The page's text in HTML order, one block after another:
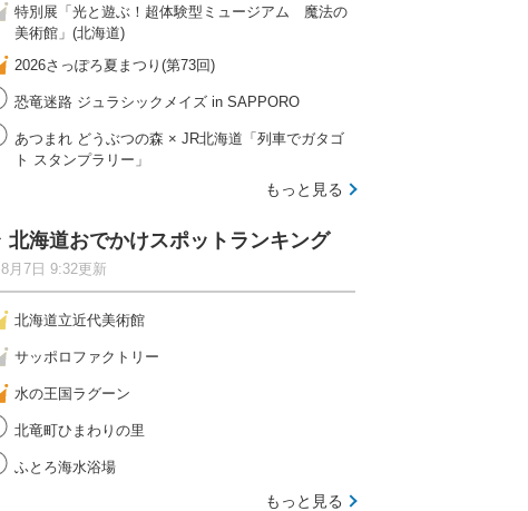
特別展「光と遊ぶ！超体験型ミュージアム 魔法の
美術館」(北海道)
2026さっぽろ夏まつり(第73回)
恐竜迷路 ジュラシックメイズ in SAPPORO
あつまれ どうぶつの森 × JR北海道「列車でガタゴ
ト スタンプラリー」
もっと見る
北海道おでかけスポットランキング
8月7日 9:32更新
北海道立近代美術館
サッポロファクトリー
水の王国ラグーン
北竜町ひまわりの里
ふとろ海水浴場
もっと見る